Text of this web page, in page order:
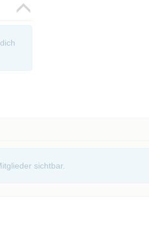
sichtbar.